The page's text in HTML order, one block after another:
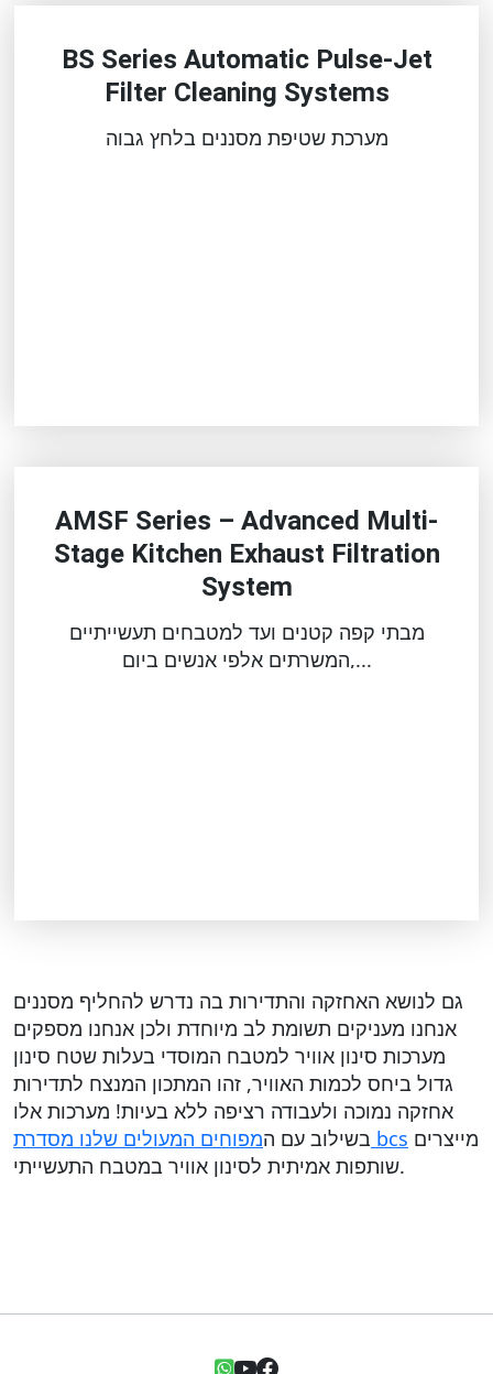
BS Series Automatic Pulse-Jet
Filter Cleaning Systems
מערכת שטיפת מסננים בלחץ גבוה
AMSF Series – Advanced Multi-
Stage Kitchen Exhaust Filtration
System
מבתי קפה קטנים ועד למטבחים תעשייתיים
המשרתים אלפי אנשים ביום,...
גם לנושא האחזקה והתדירות בה נדרש להחליף מסננים
אנחנו מעניקים תשומת לב מיוחדת ולכן אנחנו מספקים
מערכות סינון אוויר למטבח המוסדי בעלות שטח סינון
גדול ביחס לכמות האוויר, זהו המתכון המנצח לתדירות
אחזקה נמוכה ולעבודה רציפה ללא בעיות! מערכות אלו
בשילוב עם ה מפוחים המעולים שלנו מסדרת bcs
שותפות אמיתית לסינון אוויר במטבח התעשייתי.